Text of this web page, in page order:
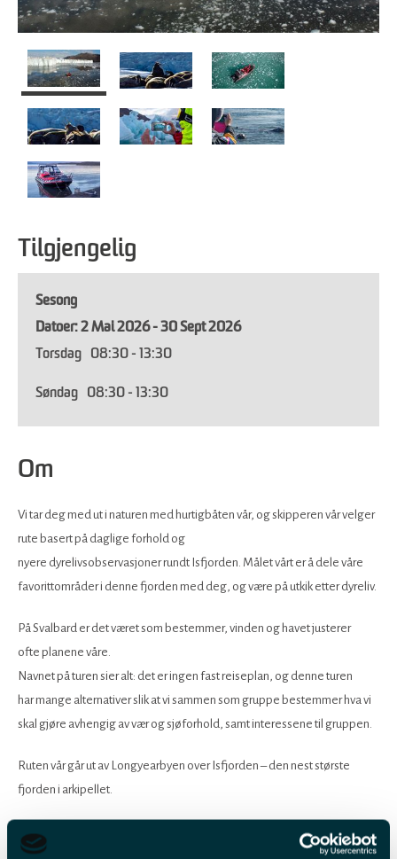
Tilgjengelig
Sesong
2 Mai 2026 - 30 Sept 2026
Torsdag
08:30 - 13:30
Søndag 08:30 - 13:30
Om
Vi tar deg med ut i naturen med hurtigbåten vår, og skipperen vår velger
rute basert på daglige forhold og
nyere dyrelivsobservasjoner rundt Isfjorden. Målet vårt er å dele våre
favorittområder i denne fjorden med deg, og være på utkik etter dyreliv.
På Svalbard er det været som bestemmer, vinden og havet justerer
ofte planene våre.
Navnet på turen sier alt: det er ingen fast reiseplan, og denne turen
har mange alternativer slik at vi sammen som gruppe bestemmer hva vi
skal gjøre avhengig av vær og sjøforhold, samt interessene til gruppen.
Ruten vår går ut av Longyearbyen over Isfjorden – den nest største
fjorden i arkipellet.
En av våre vanligste reiseruter er til den